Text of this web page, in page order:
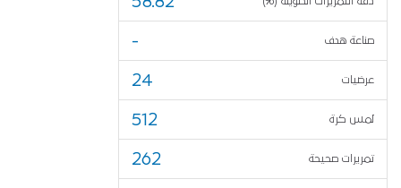
صناعة هدف -
عرضيات 24
لمس كرة 512
تمريرات صحيحة 262